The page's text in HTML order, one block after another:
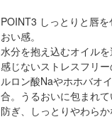
POINT3 しっとりと唇
おい感。
水分を抱え込むオイル
感じないストレスフリ
ルロン酸Naやホホバオ
合。うるおいに包まれ
防ぎ、しっとりやわらか